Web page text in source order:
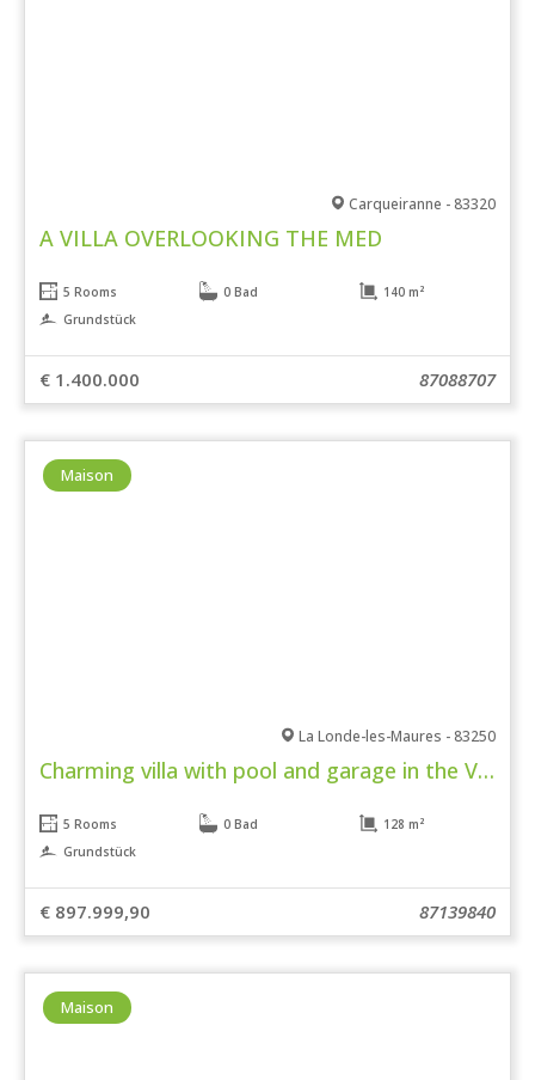
Carqueiranne - 83320
A VILLA OVERLOOKING THE MED
5 Rooms 0 Bad
140 m²
Grundstück
€ 1.400.000 87088707
Maison
La Londe-les-Maures - 83250
Charming villa with pool and garage in the Valcros estate
5 Rooms 0 Bad
128 m²
Grundstück
€ 897.999,90 87139840
Maison